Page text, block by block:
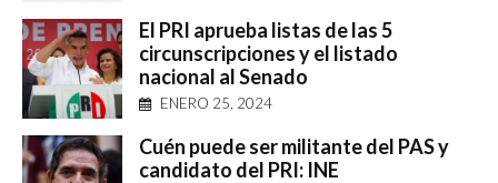
El PRI aprueba listas de las 5
circunscripciones y el listado
nacional al Senado
ENERO 25, 2024
Cuén puede ser militante del PAS y
candidato del PRI: INE